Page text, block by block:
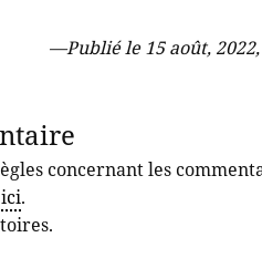
—Publié le 15 août,
concernant les
ici.